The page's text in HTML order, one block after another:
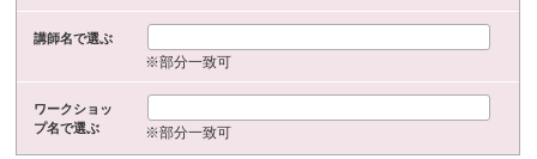
講師名で選ぶ
※部分一致可
ワークショッ
プ名で選ぶ
※部分一致可